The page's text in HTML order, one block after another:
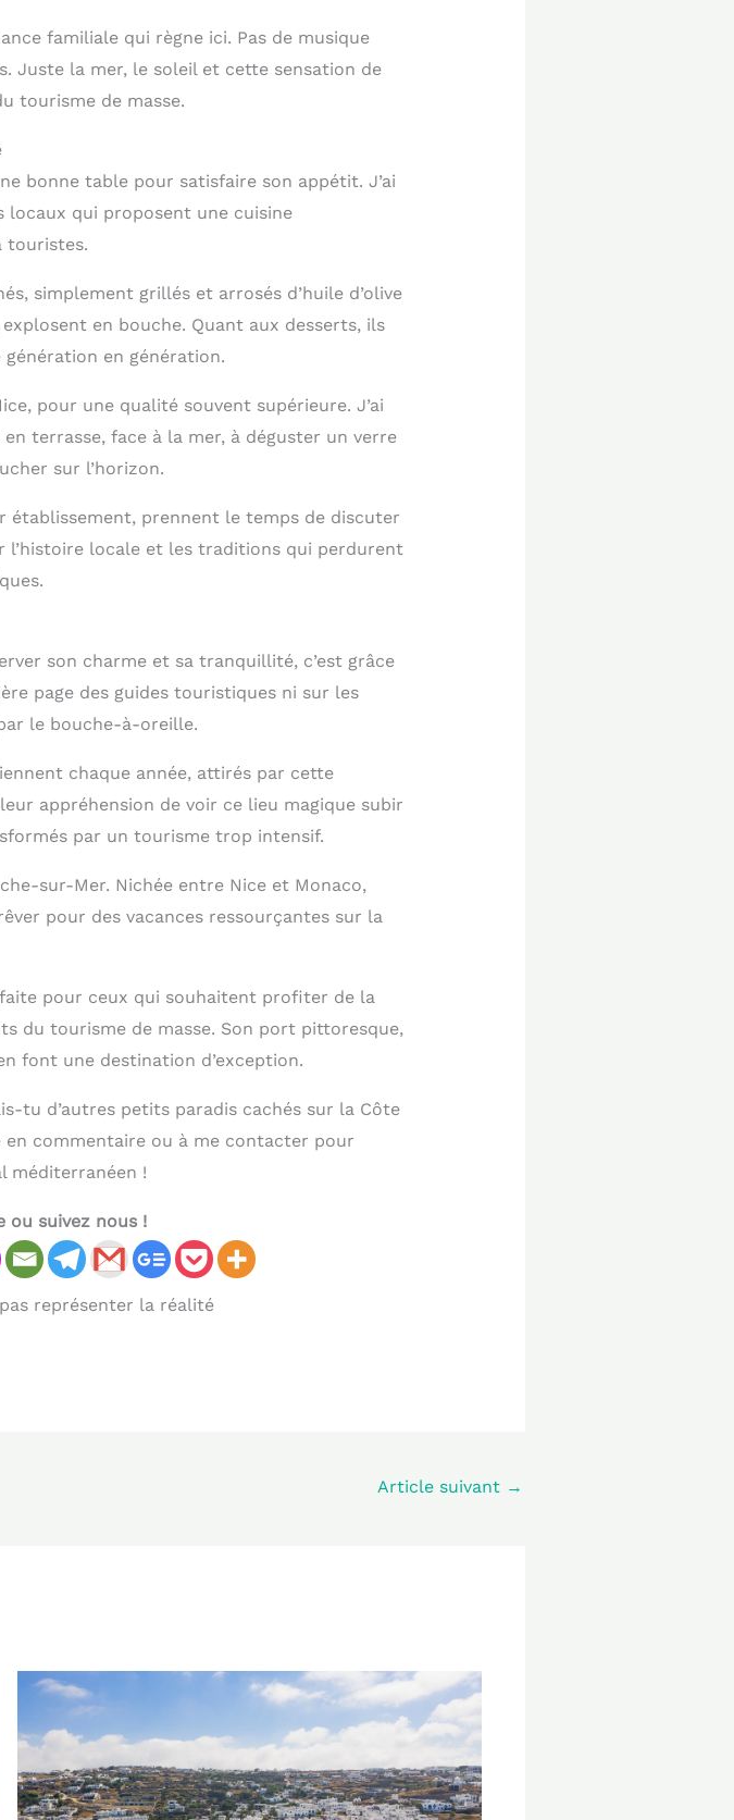
familiale qui règne ici. Pas de musique
Juste la mer, le soleil et cette sensation de
tourisme de masse.
bonne table pour satisfaire son appétit. J’ai
locaux qui proposent une cuisine
touristes.
simplement grillés et arrosés d’huile d’olive
en bouche. Quant aux desserts, ils
en génération.
pour une qualité souvent supérieure. J’ai
terrasse, face à la mer, à déguster un verre
sur l’horizon.
prennent le temps de discuter
l’histoire locale et les traditions qui perdurent
son charme et sa tranquillité, c’est grâce
page des guides touristiques ni sur les
le bouche-à-oreille.
chaque année, attirés par cette
appréhension de voir ce lieu magique subir
par un tourisme trop intensif.
sur-Mer. Nichée entre Nice et Monaco,
pour des vacances ressourçantes sur la
pour ceux qui souhaitent profiter de la
du tourisme de masse. Son port pittoresque,
font une destination d’exception.
tu d’autres petits paradis cachés sur la Côte
en commentaire ou à me contacter pour
méditerranéen !
ou suivez nous !
représenter la réalité
Article suivant →